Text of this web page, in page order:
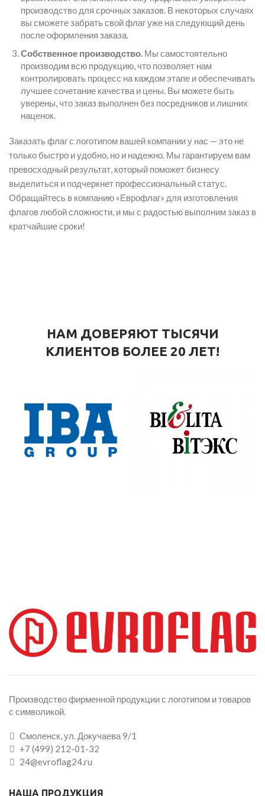
производство для срочных заказов. В некоторых случаях
вы сможете забрать свой флаг уже на следующий день
после оформления заказа.
Собственное производство. Мы самостоятельно
производим всю продукцию, что позволяет нам
контролировать процесс на каждом этапе и обеспечивать
лучшее сочетание качества и цены. Вы можете быть
уверены, что заказ выполнен без посредников и лишних
наценок.
Заказать флаг с логотипом вашей компании у нас — это не
только быстро и удобно, но и надежно. Мы гарантируем вам
превосходный результат, который поможет бизнесу
выделиться и подчеркнет профессиональный статус.
Обращайтесь в компанию «Еврофлаг» для изготовления
флагов любой сложности, и мы с радостью выполним заказ в
кратчайшие сроки!
НАМ ДОВЕРЯЮТ ТЫСЯЧИ
КЛИЕНТОВ БОЛЕЕ 20 ЛЕТ!
Производство фирменной продукции с логотипом и товаров
с символикой.
Смоленск, ул. Докучаева 9/1
+7 (499) 212-01-32
24@evroflag24.ru
НАША ПРОДУКЦИЯ